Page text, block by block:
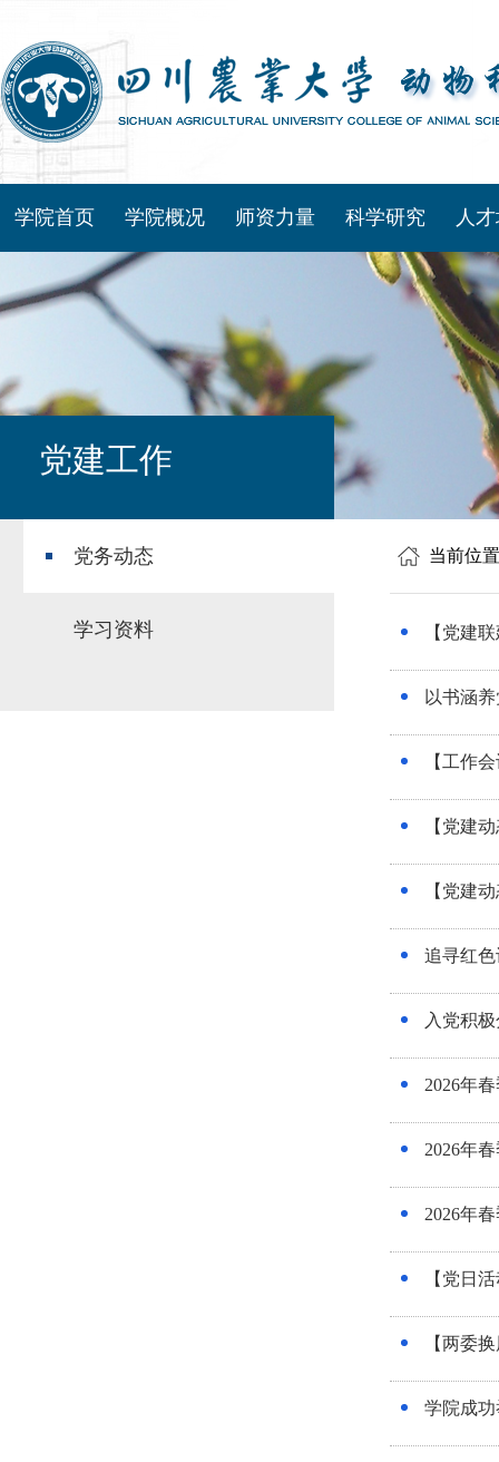
学院首页 学院概况 师资力量 科学研究 人
党建工作
党务动态
学习资料
当前位
【党建
以书涵
【工作
【党建
【党建
追寻红
入党积
2026年
2026年
2026年
【党日
【两委
学院成